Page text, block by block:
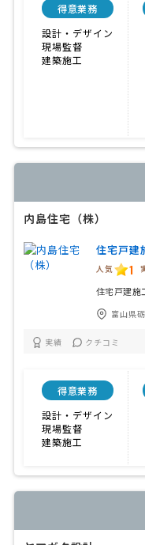
得意業務
設計・デザイン
現場監督
建築施工
内島住宅（株）
住宅戸建
人気 1
住宅戸建施
富山県
実績 クチコミ
得意業務
設計・デザイン
現場監督
建築施工